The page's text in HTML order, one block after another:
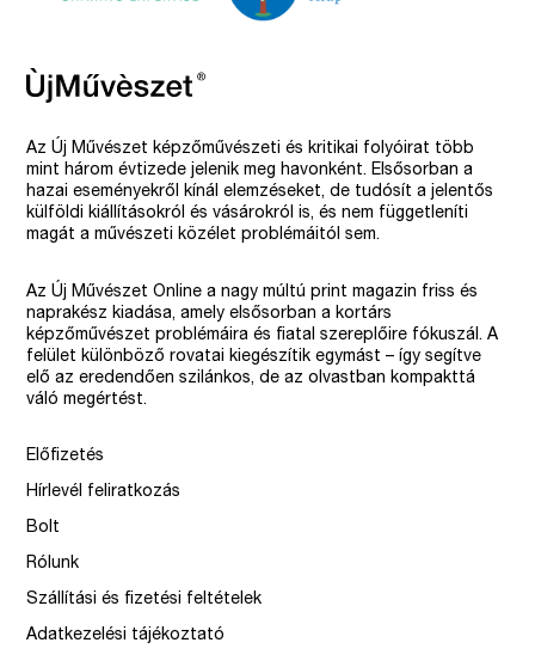
Az Új Művészet képzőművészeti és kritikai folyóirat több
mint három évtizede jelenik meg havonként. Elsősorban a
hazai eseményekről kínál elemzéseket, de tudósít a jelentős
külföldi kiállításokról és vásárokról is, és nem függetleníti
magát a művészeti közélet problémáitól sem.
Az Új Művészet Online a nagy múltú print magazin friss és
naprakész kiadása, amely elsősorban a kortárs
képzőművészet problémáira és fiatal szereplőire fókuszál. A
felület különböző rovatai kiegészítik egymást – így segítve
elő az eredendően szilánkos, de az olvastban kompakttá
váló megértést.
Előfizetés
Hírlevél feliratkozás
Bolt
Rólunk
Szállítási és fizetési feltételek
Adatkezelési tájékoztató